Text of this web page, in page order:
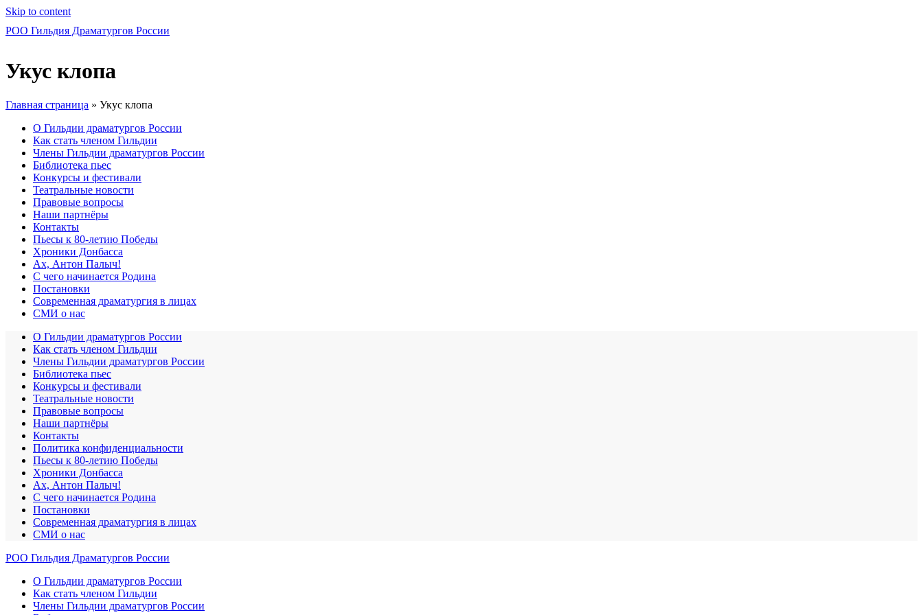
Skip to content
РОО Гильдия Драматургов России
Укус клопа
Главная страница » Укус клопа
О Гильдии драматургов России
Как стать членом Гильдии
Члены Гильдии драматургов России
Библиотека пьес
Конкурсы и фестивали
Театральные новости
Правовые вопросы
Наши партнёры
Контакты
Пьесы к 80-летию Победы
Хроники Донбасса
Ах, Антон Палыч!
С чего начинается Родина
Постановки
Современная драматургия в лицах
СМИ о нас
О Гильдии драматургов России
Как стать членом Гильдии
Члены Гильдии драматургов России
Библиотека пьес
Конкурсы и фестивали
Театральные новости
Правовые вопросы
Наши партнёры
Контакты
Политика конфиденциальности
Пьесы к 80-летию Победы
Хроники Донбасса
Ах, Антон Палыч!
С чего начинается Родина
Постановки
Современная драматургия в лицах
СМИ о нас
РОО Гильдия Драматургов России
О Гильдии драматургов России
Как стать членом Гильдии
Члены Гильдии драматургов России